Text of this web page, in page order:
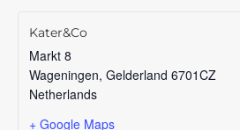
Kater&Co
Markt 8
Wageningen, Gelderland 6701CZ
Netherlands
+ Google Maps